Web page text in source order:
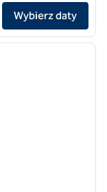
Park
Wybierz daty
1/12